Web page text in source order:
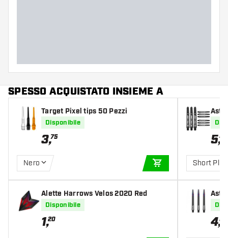
SPESSO ACQUISTATO INSIEME A
Target Pixel tips 50 Pezzi
Disponibile
3,75
Nero
AGGIUNGI AL
Alette Harrows Velos 2020 Red
Disponibile
1,20
5,49
Short Plus
ck
4,50